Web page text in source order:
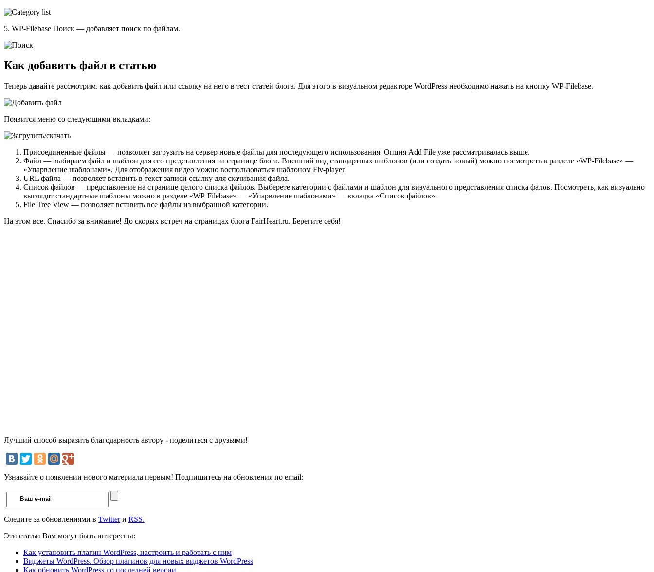
5. WP-Filebase Поиск — добавляет поиск по файлам.
Как добавить файл в статью
Теперь давайте рассмотрим, как добавить файл или ссылку на него в тест статей блога. Для этого в визуальном редакторе WordPress необходимо нажать на кнопку WP-Filebase.
Появится меню со следующими вкладками:
Присоединенные файлы — позволяет загрузить на сервер новые файлы для последующего использования. Опция Add File уже рассматривалась выше.
Файл — выбираем файл и шаблон для его представления на странице блога. Внешний вид стандартных шаблонов (или создать новый) можно посмотреть в разделе «WP-Filebase» —
«Упарвление шаблонами». Для отображения видео можно воспользоваться шаблоном Flv-player.
URL файла — позволяет вставить в текст записи ссылку для скачивания файла.
Список файлов — представление на странице целого списка файлов. Выберете категории с файлами и шаблон для визуального представления списка фалов. Посмотреть, как визуально
выглядят стандартные шаблоны можно в разделе «WP-Filebase» — «Упарвление шаблонами» — вкладка «Список файлов».
File Tree View — позволяет вставить все файлы из выбранной категории.
На этом все. Спасибо за внимание! До скорых встреч на страницах блога FairHeart.ru. Берегите себя!
Лучший способ выразить благодарность автору - поделиться с друзьями!
Узнавайте о появлении нового материала первым! Подпишитесь на обновления по email:
Следите за обновлениями в Twitterи RSS.
Эти статьи Вам могут быть интересны:
Как установить плагин WordPress, настроить и работать с ним
Виджеты WordPress. Обзор плагинов для новых виджетов WordPress
Как обновить WordPress до последней версии